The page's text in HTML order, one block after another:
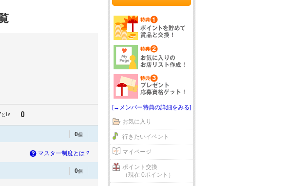
とLv. 0
0個
マスター制度とは？
0個
[→メンバー特典の詳細をみる]
お気に入り
行きたいイベント
マイページ
ポイント交換
（現在 0ポイント）